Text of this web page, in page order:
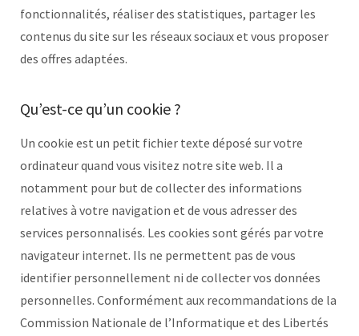
fonctionnalités, réaliser des statistiques, partager les
contenus du site sur les réseaux sociaux et vous proposer
des offres adaptées.
Qu’est-ce qu’un cookie ?
Un cookie est un petit fichier texte déposé sur votre
ordinateur quand vous visitez notre site web. Il a
notamment pour but de collecter des informations
relatives à votre navigation et de vous adresser des
services personnalisés. Les cookies sont gérés par votre
navigateur internet. Ils ne permettent pas de vous
identifier personnellement ni de collecter vos données
personnelles. Conformément aux recommandations de la
Commission Nationale de l’Informatique et des Libertés